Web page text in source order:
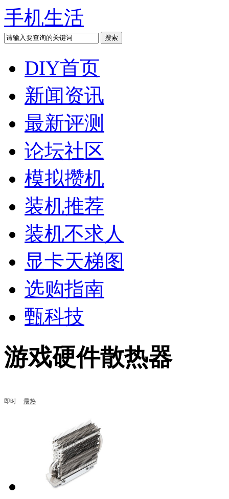
手机生活
DIY首页
新闻资讯
最新评测
论坛社区
模拟攒机
装机推荐
装机不求人
显卡天梯图
选购指南
甄科技
游戏硬件散热器
即时 最热